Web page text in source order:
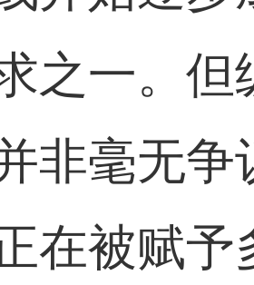
之一。但
非毫无争
在被赋予